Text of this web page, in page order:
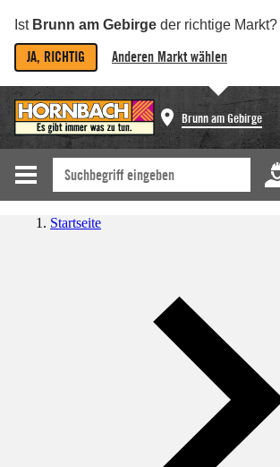
Ist Brunn am Gebirge der richtige Markt?
JA, RICHTIG Anderen Markt wählen
Brunn am Gebirge
Startseite